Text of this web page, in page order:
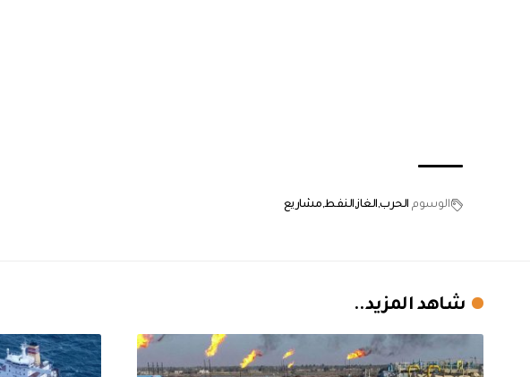
الوسوم الحرب الغاز النفط مشاريع
شاهد المزيد..